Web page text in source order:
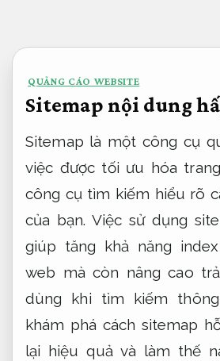
nội
dung
QUẢNG CÁO WEBSITE
Sitemap nội dung
Sitemap là một công cụ
việc được tối ưu hóa
công cụ tìm kiếm hiểu rõ
của bạn. Việc sử dụng
giúp tăng khả năng
web mà còn nâng cao
dùng khi tìm kiếm
khám phá cách sitemap
lại hiệu quả và làm thế